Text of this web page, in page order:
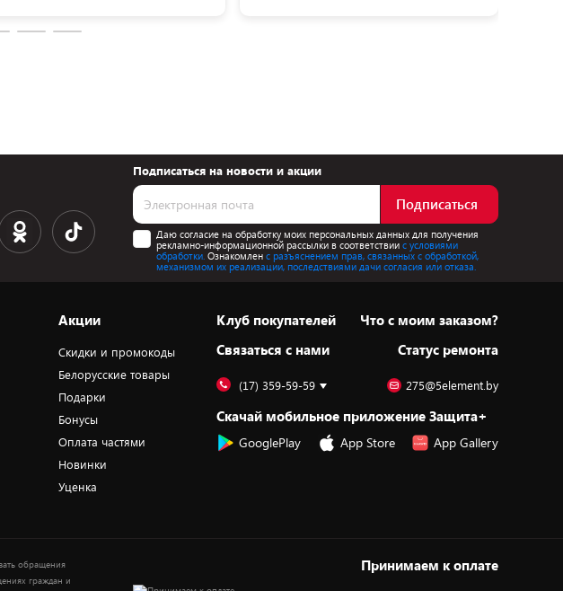
Подписаться на новости и акции
Подписаться
Даю согласие на обработку моих персональных данных для получения
рекламно-информационной рассылки в соответствиис условиями
обработки. Ознакомлен с разъяснением прав, связанных с обработкой,
механизмом их реализации, последствиями дачи согласия или отказа.
Акции
Скидки и промокоды
Белорусские товары
Подарки
Бонусы
Оплата частями
Новинки
Уценка
Клуб покупателей
Cвязаться с нами
Что с моим заказом?
Статус ремонта
(17) 359-59-59 275@5element.by
Скачай мобильное приложение Защита+
GooglePlay App Store App Gallery
обращения
граждан и
Принимаем к оплате